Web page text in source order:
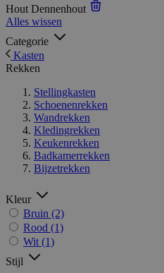
Hout Dennenhout
Alles wissen
Categorie
Kasten
Rekken
Stellingkasten
Schoenenrekken
Wandrekken
Kledingrekken
Keukenrekken
Badkamerrekken
Bijzetrekken
Kleur
Bruin (2)
Rood (1)
Wit (1)
Stijl